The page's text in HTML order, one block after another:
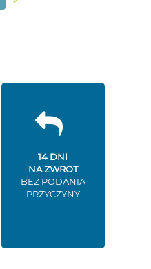
14 DNI
NA ZWROT
BEZ PODANIA
PRZYCZYNY